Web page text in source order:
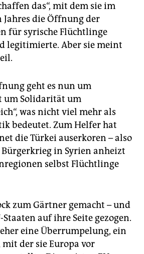
das“, mit dem sie im
Jahres die Öffnung der
für syrische Flüchtlinge
legitimierte. Aber sie meint
geht es nun um
um Solidarität um
was nicht viel mehr als
bedeutet. Zum Helfer hat
die Türkei auserkoren – also
Bürgerkrieg in Syrien anheizt
selbst Flüchtlinge
zum Gärtner gemacht – und
Staaten auf ihre Seite gezogen.
eine Überrumpelung, ein
der sie Europa vor